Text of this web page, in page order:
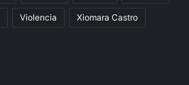
Violencia Xiomara Castro